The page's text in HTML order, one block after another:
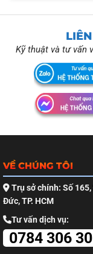
Kỹ thuật và tư vấn
VỀ CHÚNG TÔI
Trụ sở chính: Số
Đức, TP. HCM
Tư vấn dịch vụ:
0784 306